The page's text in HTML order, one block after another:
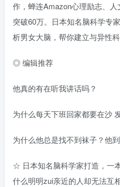
作，蝉连Amazon心理励志、
突破60万。日本知名脑科学专
析男女大脑，帮你建立与异性
◎ 编辑推荐
他真的有在听我讲话吗？
为什么每天下班回家都要在沙
为什么他总是找不到袜子？他
☆ 日本知名脑科学家打造，一
什么明明zui亲近的人却无法互